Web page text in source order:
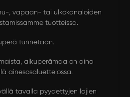
, vapaan- tai ulkokanaloiden
tuotteissa.
tunnetaan.
alkuperämaa on aina
ainesosaluettelossa.
tavalla pyydettyjen lajien